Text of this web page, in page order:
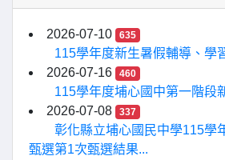
2026-07-10 635
115學年度新生暑假輔導、學
2026-07-16
460
115學年度埔心國中第一階段
2026-07-08
337
彰化縣立埔心國民中學115學
甄選第1次甄選結果...